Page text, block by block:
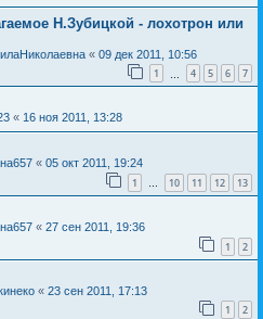
Н.Зубицкой - лохотрон или
« 09 дек 2011, 10:56
1 4 5 6 7
« 16 ноя 2011, 13:28
« 05 окт 2011, 19:24
1 … 10 11 12 13
« 27 сен 2011, 19:36
1 2
« 23 сен 2011, 17:13
1 2